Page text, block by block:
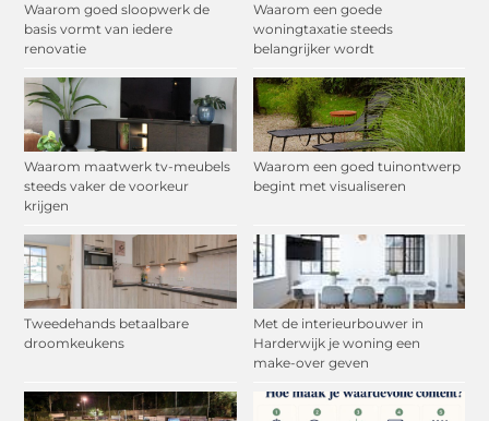
Waarom goed sloopwerk de
basis vormt van iedere
renovatie
Waarom een goede
woningtaxatie steeds
belangrijker wordt
Waarom maatwerk tv-meubels
steeds vaker de voorkeur
krijgen
Waarom een goed tuinontwerp
begint met visualiseren
Tweedehands betaalbare
droomkeukens
Met de interieurbouwer in
Harderwijk je woning een
make-over geven